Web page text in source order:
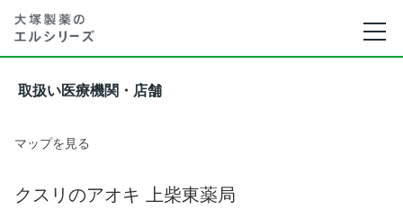
取扱い医療機関・店舗
マップを見る
クスリのアオキ 上柴東薬局